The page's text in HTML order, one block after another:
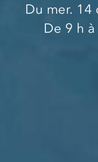
Du mer. 14
De 9 h